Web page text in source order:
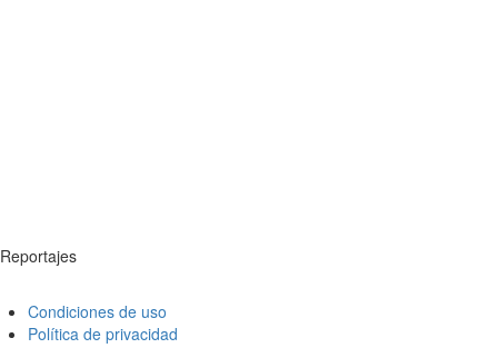
Reportajes
Condiciones de uso
Política de privacidad